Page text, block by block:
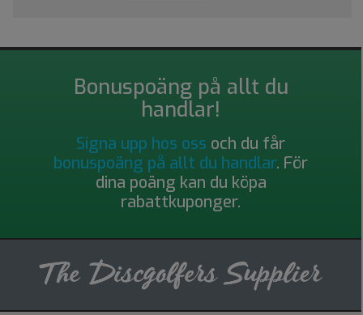
Bonuspoäng på allt du
handlar!
Signa upp hos oss och du får
bonuspoäng på allt du handlar. För
dina poäng kan du köpa
rabattkuponger.